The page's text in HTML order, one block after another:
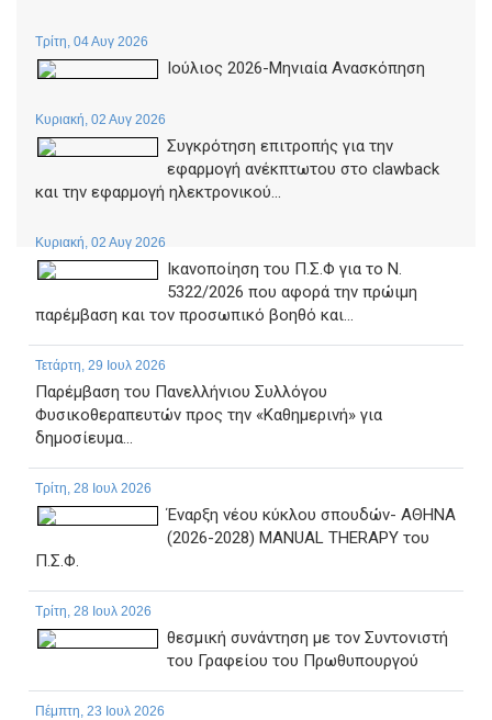
Τρίτη, 04 Αυγ 2026
Ιούλιος 2026-Μηνιαία Ανασκόπηση
Κυριακή, 02 Αυγ 2026
Συγκρότηση επιτροπής για την
εφαρμογή ανέκπτωτου στο clawback
και την εφαρμογή ηλεκτρονικού...
Κυριακή, 02 Αυγ 2026
Ικανοποίηση του Π.Σ.Φ για το Ν.
5322/2026 που αφορά την πρώιμη
παρέμβαση και τον προσωπικό βοηθό και...
Τετάρτη, 29 Ιουλ 2026
Παρέμβαση του Πανελλήνιου Συλλόγου
Φυσικοθεραπευτών προς την «Καθημερινή» για
δημοσίευμα...
Τρίτη, 28 Ιουλ 2026
Έναρξη νέου κύκλου σπουδών- ΑΘΗΝΑ
(2026-2028) MANUAL THERAPY του
Π.Σ.Φ.
Τρίτη, 28 Ιουλ 2026
θεσμική συνάντηση με τον Συντονιστή
του Γραφείου του Πρωθυπουργού
Πέμπτη, 23 Ιουλ 2026